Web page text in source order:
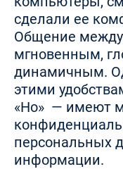
сделали ее
Общение
мгновенным,
динамичным.
этими
«Но» — имеют
персональных
информации.